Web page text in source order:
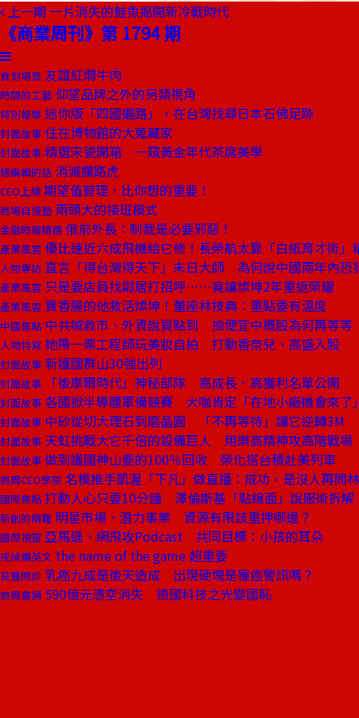
上一期 一片消失的鮭魚揭開新冷戰時代
《商業周刊》第 1794 期
食刻場景 友誼紅燜牛肉
時間的工藝 仰望品牌之外的另類視角
特別報導 迷你版「四國遍路」，在台灣找尋日本石佛足跡
封面故事 住在博物館的大蒐藏家
封面故事 精選宋瓷開箱 一窺黃金年代茶席美學
總編輯的話 消滅攔路虎
CEO上線 期望值管理，比你想的重要！
商場自慢塾 兩頭大的接班模式
金融時報精選 俄前外長：制裁是必要邪惡！
產業風雲 優比速近六成飛機給它修！長榮航太靠「白紙育才術」
人物專訪 直言「得台灣得天下」末日大師 為何說中國兩年內恐
產業風雲 只是要店員找鄰居打招呼……竟讓燦坤2年重返榮耀
產業風雲 賣香腸的他救活燦坤！董座林技典：重點要有溫度
中國焦點 中共喊救市、外資說買點到 撿便宜中概股為何再等等
人物特寫 她帶一票工程師玩美妝自拍 打動香奈兒、高盛入股
封面故事 新護國群山30強出列
封面故事 「後摩爾時代」神秘部隊 高成長、高獲利名單公開
封面故事 各國掀半導體軍備競賽 大咖肯定「在地小廠機會來了」
封面故事 中砂從切大理石到磨晶圓 「不再等待」讓它逆轉3M
封面故事 天虹挑戰大它千倍的設備巨人 用樂高精神攻高階戰場
封面故事 做到護國神山要的100％回收 榮化搭台積赴美列車
商周CEO學院 名模推手凱渥「下凡」做直播：成功，是沒人再問
國際焦點 打動人心只要10分鐘 澤倫斯基「點線面」說服術拆解
新創的兩難 明星市場、潛力事業 資源有限該重押哪邊？
國際視窗 亞馬遜、網飛攻Podcast 共同目標：小孩的耳朵
戒掉爛英文 the name of the game 超重要
良醫問診 乳癌九成是後天造成 出現硬塊是罹癌警訊嗎？
商周書摘 590億元憑空消失 德國科技之光變國恥